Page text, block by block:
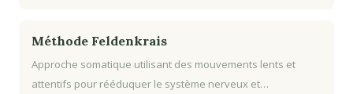
Méthode Feldenkrais
Approche somatique utilisant des mouvements lents et
attentifs pour rééduquer le système nerveux et…